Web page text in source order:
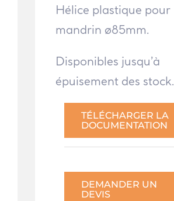
Hélice plastique pour
mandrin ø85mm.
Disponibles jusqu’à
épuisement des stock.
TÉLÉCHARGER LA
DOCUMENTATION
DEMANDER UN
DEVIS